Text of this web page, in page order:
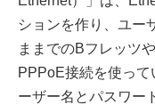
ションを作り、ユー
ままでのBフレッツ
PPPoE接続を使っ
ーザー名とパスワー